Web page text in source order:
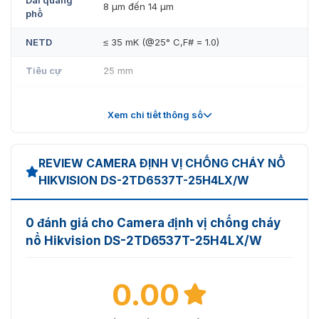
phổ
8 μm đến 14 μm
NETD ≤ 35 mK (@25° C,F# = 1.0)
Tiêu cự 25 mm
Khẩu độ F1.0
Góc nhìn 14.9° × 11.2° (H × V)
Khoảng
cách lấy
1.5 m
×2, ×4, ×8
Xem chi tiết thông số
REVIEW CAMERA ĐỊNH VỊ CHỐNG CHÁY NỔ
HIKVISION DS-2TD6537T-25H4LX/W
0 đánh giá cho Camera định vị chống cháy
nổ Hikvision DS-2TD6537T-25H4LX/W
0.00